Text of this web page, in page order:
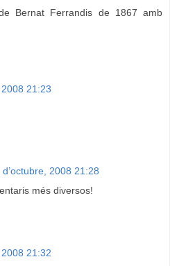
Bernat Ferrandis de 1867 amb
21:23
d’octubre, 2008 21:28
més diversos!
21:32